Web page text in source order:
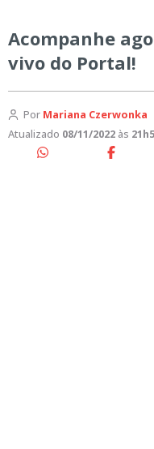
Acompanhe
vivo do Portal!
Por Mariana Czerwonka
Atualizado 08/11/2022 às